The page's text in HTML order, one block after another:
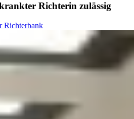
Richterin zulässig
Rich­ter­bank